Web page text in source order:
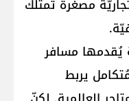
مصغّرة تمتلك
يُقدمها مسافر
يربط